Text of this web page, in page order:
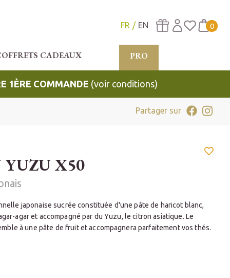
FR EN 0
CADEAUX PRO
1ÈRE COMMANDE (voir conditions)
Partager sur
X50
japonaise sucrée constituée d'une pâte de haricot blanc,
agar et accompagné par du Yuzu, le citron asiatique. Le
à une pâte de fruit et accompagnera parfaitement vos thés.